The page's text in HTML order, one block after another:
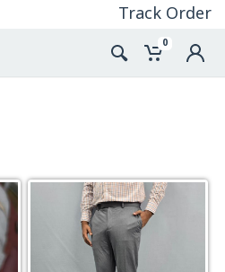
Track Order
0